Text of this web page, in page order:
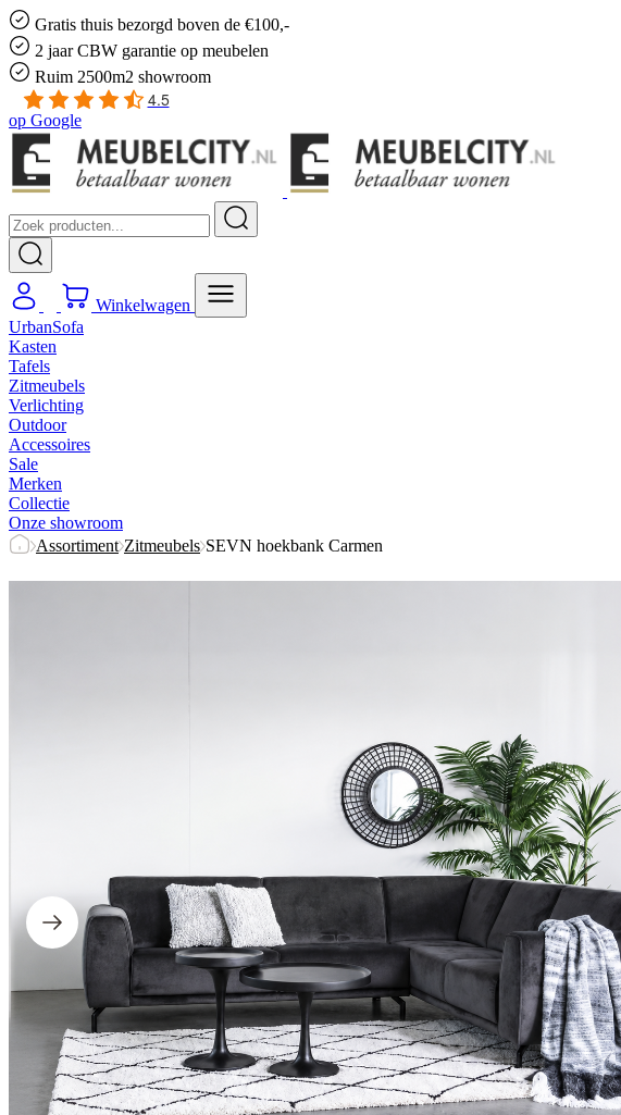
Gratis thuis bezorgd boven de €100,-
2 jaar CBW garantie op meubelen
Ruim 2500m2 showroom
4.5
op Google
Winkelwagen
UrbanSofa
Kasten
Tafels
Zitmeubels
Verlichting
Outdoor
Accessoires
Sale
Merken
Collectie
Onze showroom
Assortiment Zitmeubels SEVN hoekbank Carmen